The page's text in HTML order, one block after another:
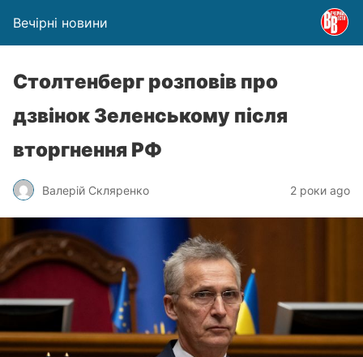
Вечірні новини
Столтенберг розповів про
дзвінок Зеленському після
вторгнення РФ
Валерій Скляренко 2 роки ago